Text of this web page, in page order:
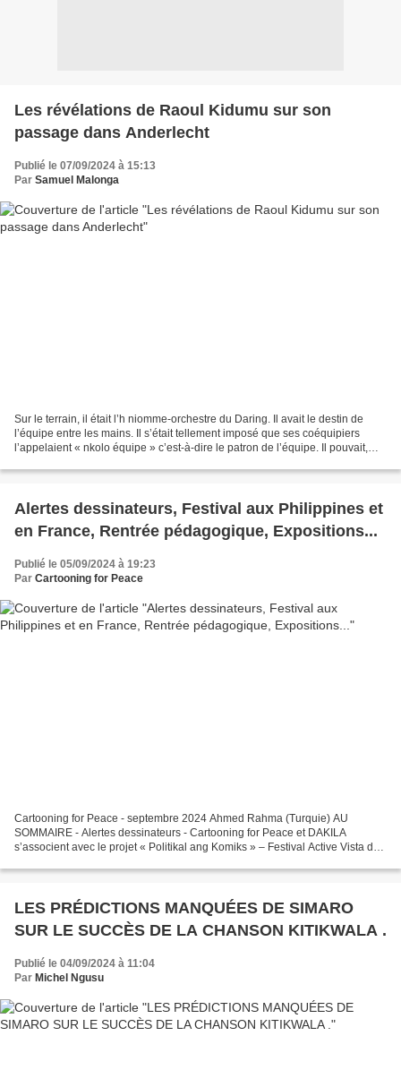
Les révélations de Raoul Kidumu sur son
passage dans Anderlecht
Publié le 07/09/2024 à 15:13
Par Samuel Malonga
Sur le terrain, il était l’h niomme-orchestre du Daring. Il avait le destin de
l’équipe entre les mains. Il s’était tellement imposé que ses coéquipiers
l’appelaient « nkolo équipe » c’est-à-dire le patron de l’équipe. Il pouvait,
Alertes dessinateurs, Festival aux Philippines et
en France, Rentrée pédagogique, Expositions...
Publié le 05/09/2024 à 19:23
Par Cartooning for Peace
Cartooning for Peace - septembre 2024 Ahmed Rahma (Turquie) AU
SOMMAIRE - Alertes dessinateurs - Cartooning for Peace et DAKILA
s’associent avec le projet « Politikal ang Komiks » – Festival Active Vista des
LES PRÉDICTIONS MANQUÉES DE SIMARO
SUR LE SUCCÈS DE LA CHANSON KITIKWALA .
Publié le 04/09/2024 à 11:04
Par Michel Ngusu